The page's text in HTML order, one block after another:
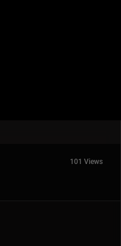
101 Views